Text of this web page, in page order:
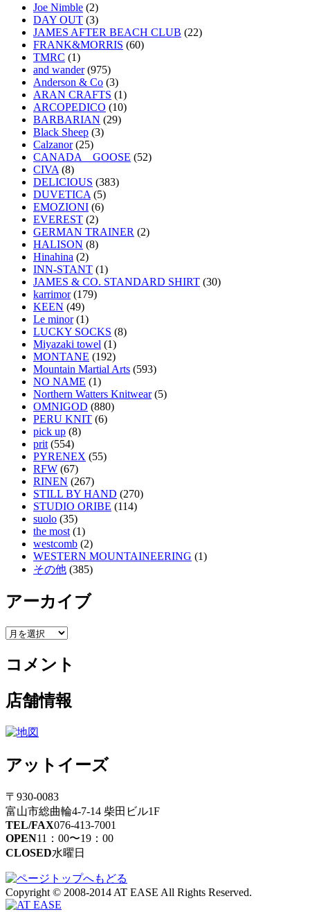
Joe Nimble (2)
DAY OUT (3)
JAMES AFTER BEACH CLUB (22)
FRANK&MORRIS (60)
TMRC (1)
and wander(975)
Anderson & Co (3)
ARAN CRAFTS (1)
ARCOPEDICO (10)
BARBARIAN (29)
Black Sheep (3)
Calzanor(25)
CANADA GOOSE (52)
CIVA (8)
DELICIOUS (383)
DUVETICA (5)
EMOZIONI (6)
EVEREST (2)
GERMAN TRAINER (2)
HALISON (8)
Hinahina (2)
INN-STANT (1)
JAMES & CO. STANDARD SHIRT (30)
karrimor(179)
KEEN (49)
Le minor(1)
LUCKY SOCKS (8)
Miyazaki towel (1)
MONTANE (192)
Mountain Martial Arts (593)
NO NAME (1)
Northern Watters Knitwear(5)
OMNIGOD (880)
PERU KNIT (6)
pick up (8)
prit (554)
PYRENEX (55)
RFW (67)
RINEN (267)
STILL BY HAND (270)
STUDIO ORIBE (114)
suolo (35)
the most (1)
westcomb (2)
WESTERN MOUNTAINEERING (1)
その他 (385)
アーカイブ
ア
カ
ブ
コメント
店舗情報
アットイーズ
〒930-0083
富山市総曲輪4-7-14 柴田ビル1F
TEL/FAX076-413-7001
OPEN11：00〜19：00
CLOSED水曜日
Copyright © 2008-2014 AT EASE All Rights Reserved.